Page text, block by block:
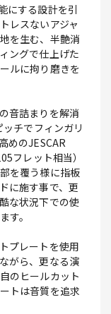
にする設計を引
レスないアジャ
を生む、半艶消
ングで仕上げた
ルに拘り磨きを
音詰まりを解消
チでフィンガリ
めのJESCAR
フレット相当）
を覆う様に指板
に施す事で、更
な状況下での使
す。
プレートを使用
がら、更なる演
のヒールカット
トは音質を追求